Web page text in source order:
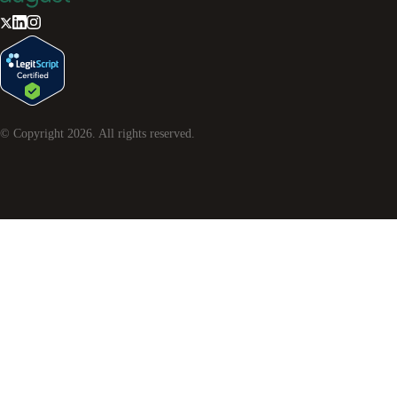
© Copyright 2026. All rights reserved.